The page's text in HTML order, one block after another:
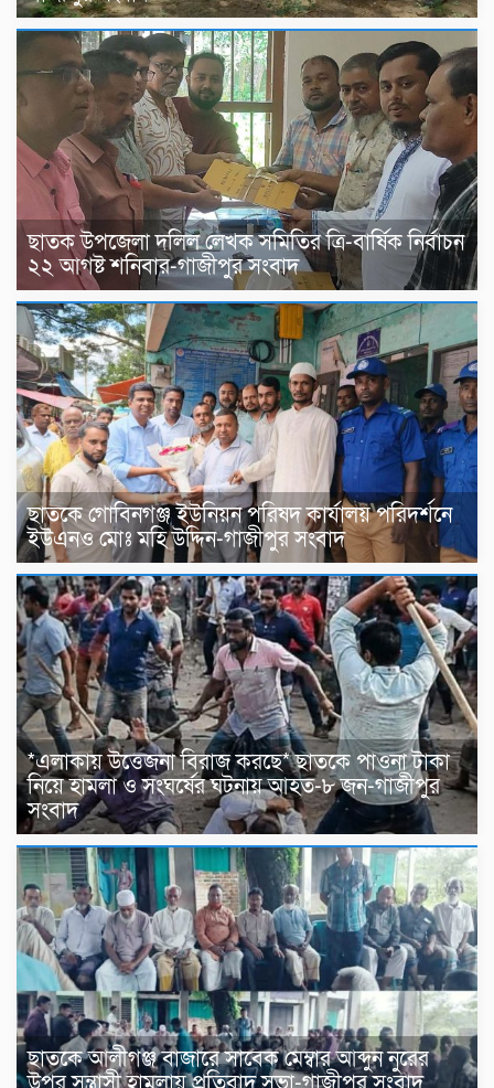
ছাতক উপজেলা দলিল লেখক সমিতির ত্রি-বার্ষিক নির্বাচন
২২ আগষ্ট শনিবার-গাজীপুর সংবাদ
ছাতকে গোবিনগঞ্জ ইউনিয়ন পরিষদ কার্যালয় পরিদর্শনে
ইউএনও মোঃ মহি উদ্দিন-গাজীপুর সংবাদ
*এলাকায় উত্তেজনা বিরাজ করছে* ছাতকে পাওনা টাকা
নিয়ে হামলা ও সংঘর্ষের ঘটনায় আহত-৮ জন-গাজীপুর
সংবাদ
ছাতকে আলীগঞ্জ বাজারে সাবেক মেম্বার আব্দুন নুরের